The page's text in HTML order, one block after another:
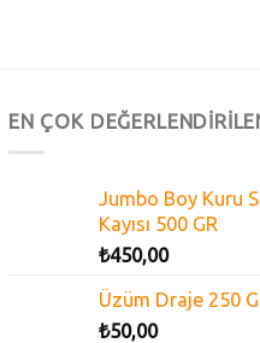
EN ÇOK
Jumbo Boy Kuru
Kayısı 500 GR
₺450,00
Üzüm Draje 250
₺50,00